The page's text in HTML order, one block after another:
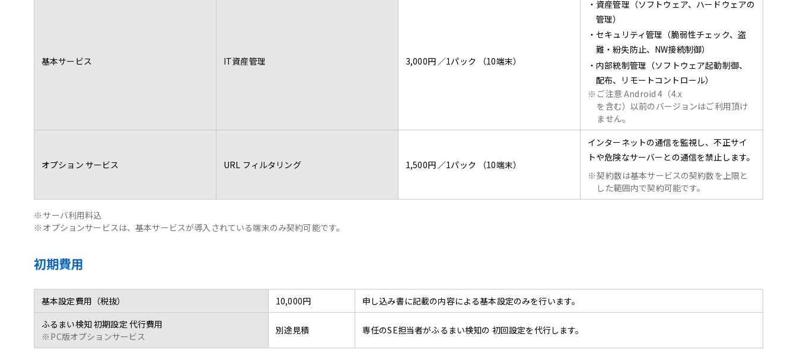
基本サービス IT資産管理 3,000円 ／1パック （10端末）
・資産管理（ソフトウェア、ハードウェアの
管理）
・セキュリティ管理（脆弱性チェック、盗
難・紛失防止、NW接続制御）
・内部統制管理（ソフトウェア起動制御、
配布、リモートコントロール）
※ ご注意 Android 4（4.x
を含む）以前のバージョンはご利用頂け
ません。
オプション サービス URL フィルタリング 1,500円 ／1パック （10端末）
インターネットの通信を監視し、不正サイ
トや危険なサーバーとの通信を禁止します。
※契約数は基本サービスの契約数を上限と
した範囲内で契約可能です。
※ サーバ利用料込
※ オプションサービスは、基本サービスが導入されている端末のみ契約可能です。
初期費用
基本設定費用（税抜） 10,000円
申し込み書に記載の内容による基本設定のみを行います。
ふるまい検知 初期設定 代行費用
※ PC版オプションサービス
別途見積 専任のSE担当者がふるまい検知の 初回設定を代行します。